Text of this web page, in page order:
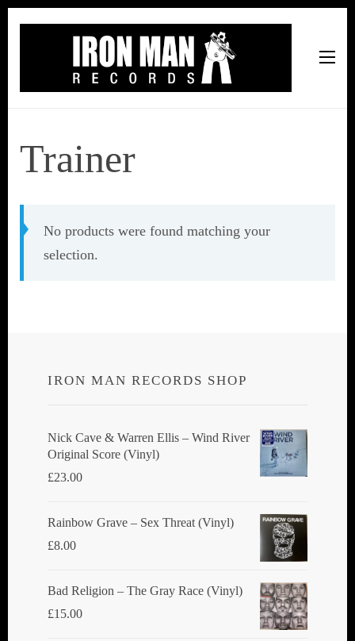
Trainer
No products were found matching your
selection.
IRON MAN RECORDS SHOP
Nick Cave & Warren Ellis ‎– Wind River
Original Score (Vinyl)
£23.00
Rainbow Grave ‎– Sex Threat (Vinyl)
£8.00
Bad Religion ‎– The Gray Race (Vinyl)
£15.00